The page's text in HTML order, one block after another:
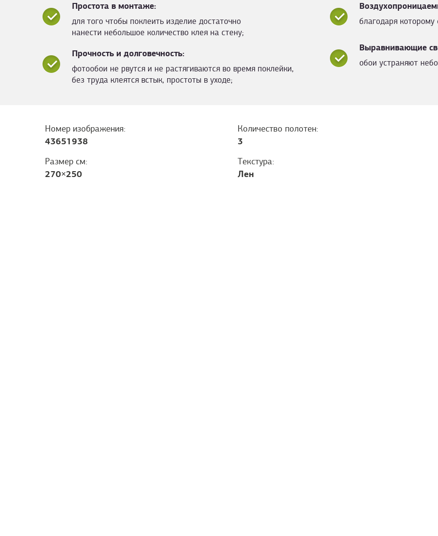
Простота в монтаже:
для того чтобы поклеить изделие достаточно
нанести небольшое количество клея на стену;
благодаря
Выравнивающие
обои устраняют
Прочность и долговечность:
фотообои не рвутся и не растягиваются во время поклейки,
без труда клеятся встык, простоты в уходе;
Номер изображения:
43651938
Количество полотен:
3
Размер см:
270×250
Текстура:
Лен